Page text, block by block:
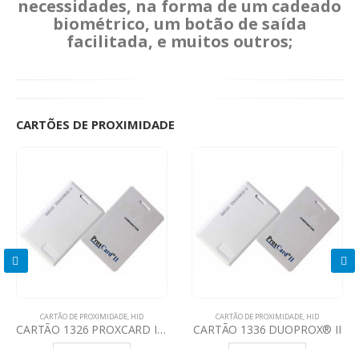
necessidades, na forma de um cadeado
biométrico, um botão de saída
facilitada, e muitos outros;
CARTÕES DE PROXIMIDADE
CARTÃO DE PROXIMIDADE, HID
CARTÃO 1326 PROXCARD II® CLAMSHELL
CARTÃO DE PROXIMIDADE, HID
CARTÃO 1336 DUOPROX® II